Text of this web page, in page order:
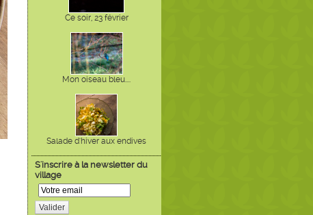
Ce soir, 23 février
Mon oiseau bleu....
Salade d'hiver aux endives
S'inscrire à la newsletter du
village
Valider